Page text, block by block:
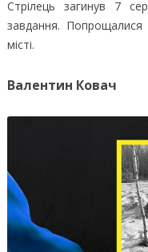
Стрілець загинув 7
завдання.
місті.
Валентин Ковач